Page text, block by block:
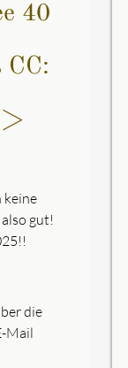
40
CC:
>
keine
gut!
die
Mail